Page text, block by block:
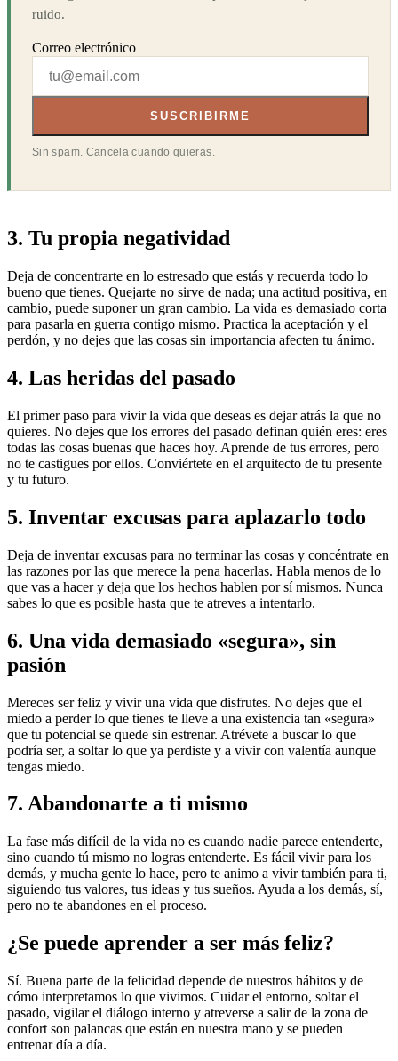
ruido.
Correo electrónico
SUSCRIBIRME
Sin spam. Cancela cuando quieras.
3. Tu propia negatividad
Deja de concentrarte en lo estresado que estás y recuerda todo lo
bueno que tienes. Quejarte no sirve de nada; una actitud positiva, en
cambio, puede suponer un gran cambio. La vida es demasiado corta
para pasarla en guerra contigo mismo. Practica la aceptación y el
perdón, y no dejes que las cosas sin importancia afecten tu ánimo.
4. Las heridas del pasado
El primer paso para vivir la vida que deseas es dejar atrás la que no
quieres. No dejes que los errores del pasado definan quién eres: eres
todas las cosas buenas que haces hoy. Aprende de tus errores, pero
no te castigues por ellos. Conviértete en el arquitecto de tu presente
y tu futuro.
5. Inventar excusas para aplazarlo todo
Deja de inventar excusas para no terminar las cosas y concéntrate en
las razones por las que merece la pena hacerlas. Habla menos de lo
que vas a hacer y deja que los hechos hablen por sí mismos. Nunca
sabes lo que es posible hasta que te atreves a intentarlo.
6. Una vida demasiado «segura», sin
pasión
Mereces ser feliz y vivir una vida que disfrutes. No dejes que el
miedo a perder lo que tienes te lleve a una existencia tan «segura»
que tu potencial se quede sin estrenar. Atrévete a buscar lo que
podría ser, a soltar lo que ya perdiste y a vivir con valentía aunque
tengas miedo.
7. Abandonarte a ti mismo
La fase más difícil de la vida no es cuando nadie parece entenderte,
sino cuando tú mismo no logras entenderte. Es fácil vivir para los
demás, y mucha gente lo hace, pero te animo a vivir también para ti,
siguiendo tus valores, tus ideas y tus sueños. Ayuda a los demás, sí,
pero no te abandones en el proceso.
¿Se puede aprender a ser más feliz?
Sí. Buena parte de la felicidad depende de nuestros hábitos y de
cómo interpretamos lo que vivimos. Cuidar el entorno, soltar el
pasado, vigilar el diálogo interno y atreverse a salir de la zona de
confort son palancas que están en nuestra mano y se pueden
entrenar día a día.